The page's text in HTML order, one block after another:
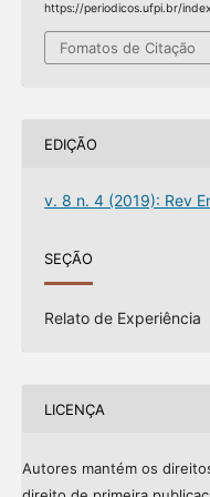
https://periodicos.ufpi.br/
Fomatos de Citação
EDIÇÃO
v. 8 n. 4 (2019): Rev
SEÇÃO
Relato de Experiência
LICENÇA
Autores mantém os